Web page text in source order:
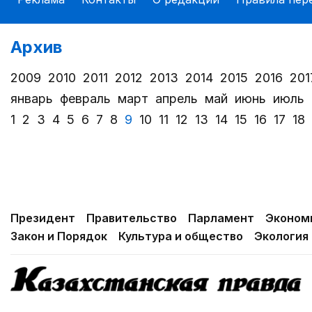
Архив
2009 2010 2011 2012 2013 2014 2015 2016
январь февраль март апрель май июнь июль
1 2 3 4 5 6 7 8 9 10 11 12 13 14 15 16 17 18
Президент Правительство Парламент
Закон и Порядок
Культура и общество Экология